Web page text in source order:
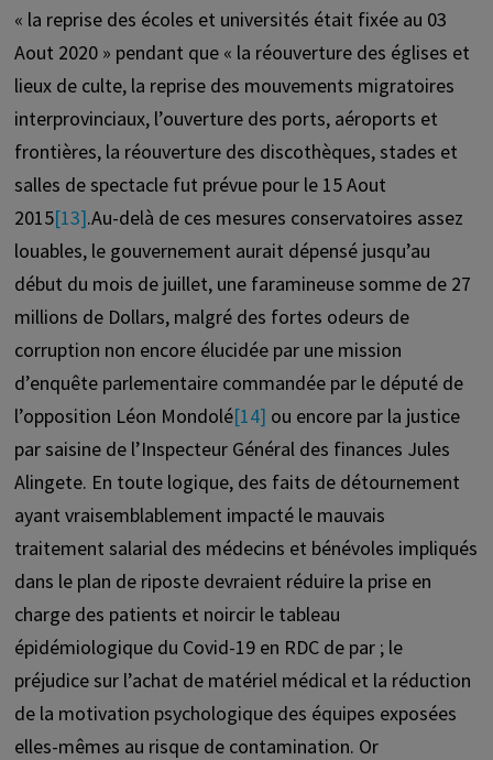
« la reprise des écoles et universités était fixée au 03
Aout 2020 » pendant que « la réouverture des églises et
lieux de culte, la reprise des mouvements migratoires
interprovinciaux, l’ouverture des ports, aéroports et
frontières, la réouverture des discothèques, stades et
salles de spectacle fut prévue pour le 15 Aout
2015[13].Au-delà de ces mesures conservatoires assez
louables, le gouvernement aurait dépensé jusqu’au
début du mois de juillet, une faramineuse somme de 27
millions de Dollars, malgré des fortes odeurs de
corruption non encore élucidée par une mission
d’enquête parlementaire commandée par le député de
l’opposition Léon Mondolé[14] ou encore par la justice
par saisine de l’Inspecteur Général des finances Jules
Alingete. En toute logique, des faits de détournement
ayant vraisemblablement impacté le mauvais
traitement salarial des médecins et bénévoles impliqués
dans le plan de riposte devraient réduire la prise en
charge des patients et noircir le tableau
épidémiologique du Covid-19 en RDC de par ; le
préjudice sur l’achat de matériel médical et la réduction
de la motivation psychologique des équipes exposées
elles-mêmes au risque de contamination. Or